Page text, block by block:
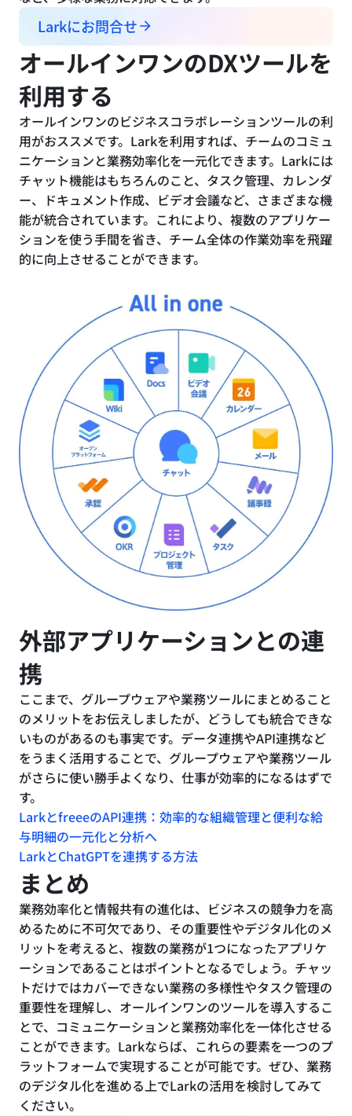
Larkにお問合せ
オールインワンのDXツールを
利用する
オールインワンのビジネスコラボレーションツールの利
用がおススメです。Larkを利用すれば、チームのコミュ
ニケーションと業務効率化を一元化できます。Larkには
チャット機能はもちろんのこと、タスク管理、カレンダ
ー、ドキュメント作成、ビデオ会議など、さまざまな機
能が統合されています。これにより、複数のアプリケー
ションを使う手間を省き、チーム全体の作業効率を飛躍
的に向上させることができます。
外部アプリケーションとの連
携
ここまで、グループウェアや業務ツールにまとめること
のメリットをお伝えしましたが、どうしても統合できな
いものがあるのも事実です。データ連携やAPI連携など
をうまく活用することで、グループウェアや業務ツール
がさらに使い勝手よくなり、仕事が効率的になるはずで
す。
LarkとfreeeのAPI連携：効率的な組織管理と便利な給
与明細の一元化と分析へ
LarkとChatGPTを連携する方法
まとめ
業務効率化と情報共有の進化は、ビジネスの競争力を高
めるために不可欠であり、その重要性やデジタル化のメ
リットを考えると、複数の業務が1つになったアプリケ
ーションであることはポイントとなるでしょう。チャッ
トだけではカバーできない業務の多様性やタスク管理の
重要性を理解し、オールインワンのツールを導入するこ
とで、コミュニケーションと業務効率化を一体化させる
ことができます。Larkならば、これらの要素を一つのプ
ラットフォームで実現することが可能です。ぜひ、業務
のデジタル化を進める上でLarkの活用を検討してみて
ください。